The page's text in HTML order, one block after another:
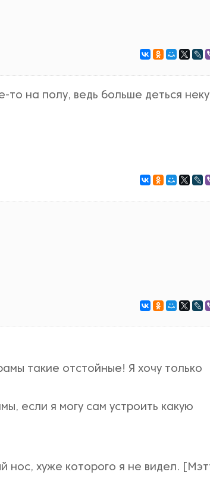
то на полу, ведь больше деться
такие отстойные! Я хочу только
если я могу сам устроить какую
нос, хуже которого я не видел.